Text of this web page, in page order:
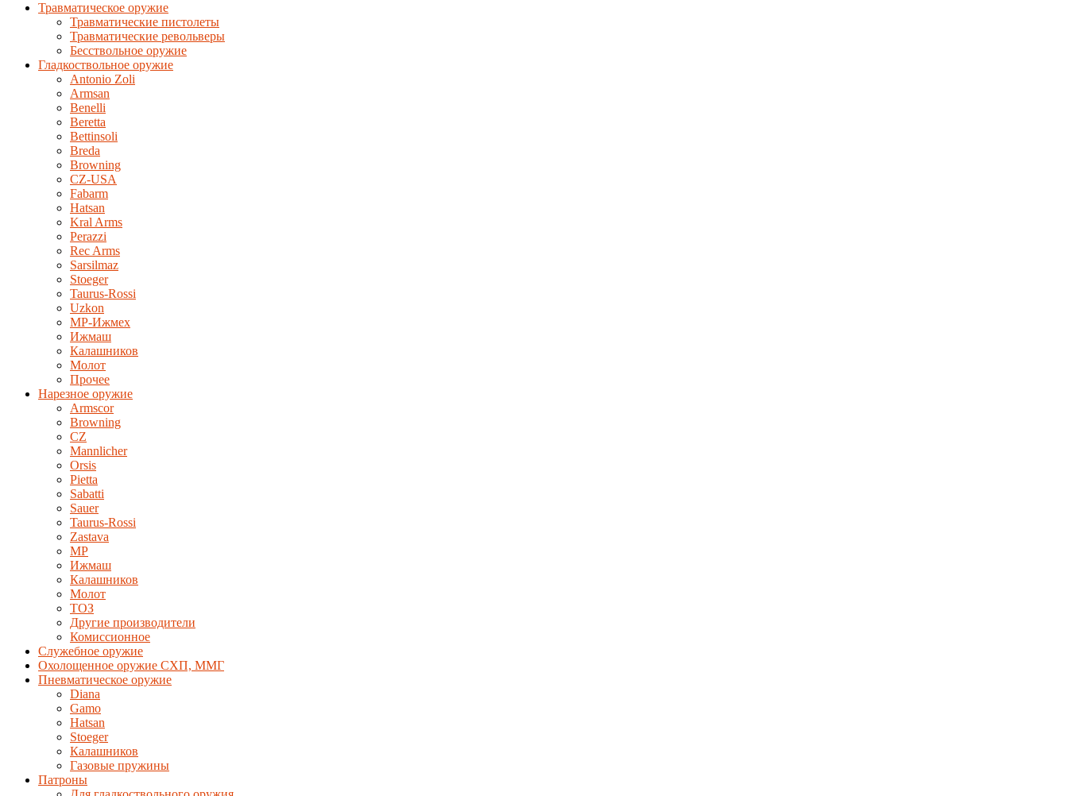
Травматическое оружие
Травматические пистолеты
Травматические револьверы
Бесствольное оружие
Гладкоствольное оружие
Antonio Zoli
Armsan
Benelli
Beretta
Bettinsoli
Breda
Browning
CZ-USA
Fabarm
Hatsan
Kral Arms
Perazzi
Rec Arms
Sarsilmaz
Stoeger
Taurus-Rossi
Uzkon
MP-Ижмех
Ижмаш
Калашников
Молот
Прочее
Нарезное оружие
Armscor
Browning
CZ
Mannlicher
Orsis
Pietta
Sabatti
Sauer
Taurus-Rossi
Zastava
MP
Ижмаш
Калашников
Молот
ТОЗ
Другие производители
Комиссионное
Служебное оружие
Охолощенное оружие СХП, ММГ
Пневматическое оружие
Diana
Gamo
Hatsan
Stoeger
Калашников
Газовые пружины
Патроны